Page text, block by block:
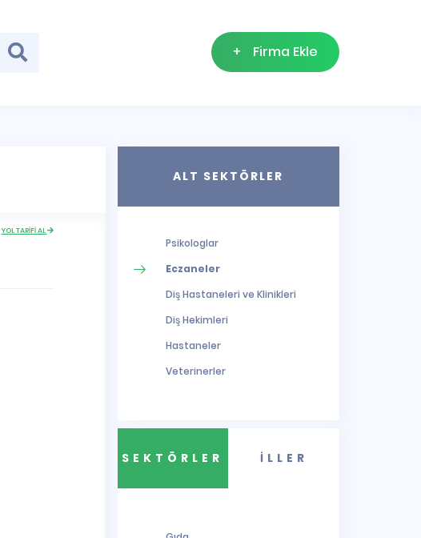
+ Firma Ekle
YOL TARİFİ AL
ALT SEKTÖRLER
Psikologlar
Eczaneler
Diş Hastaneleri ve Klinikleri
Diş Hekimleri
Hastaneler
Veterinerler
SEKTÖRLER İLLER